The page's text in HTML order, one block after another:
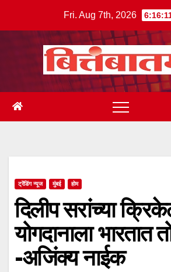
Fri. Aug 7th, 2026
ट्रेंडिंग न्यूज मुंबई होम
दिलीप सरांच्या
योगदानाला भारतात
-अजिंक्य नाईक